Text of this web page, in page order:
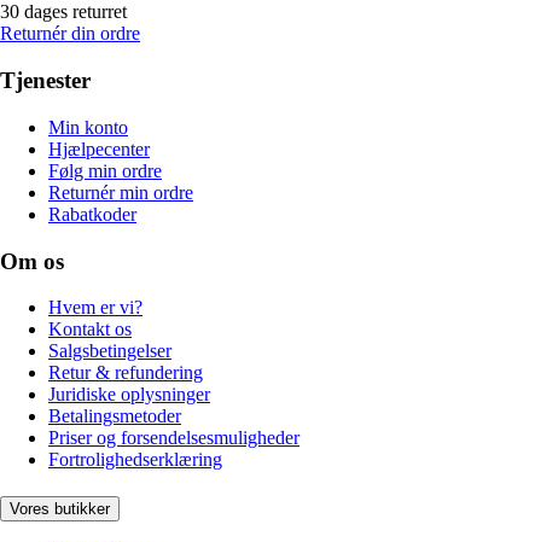
30 dages returret
Returnér din ordre
Tjenester
Min konto
Hjælpecenter
Følg min ordre
Returnér min ordre
Rabatkoder
Om os
Hvem er vi?
Kontakt os
Salgsbetingelser
Retur & refundering
Juridiske oplysninger
Betalingsmetoder
Priser og forsendelsesmuligheder
Fortrolighedserklæring
Vores butikker